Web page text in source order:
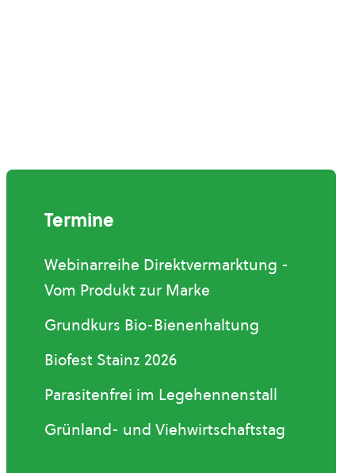
Termine
Webinarreihe Direktvermarktung -
Vom Produkt zur Marke
Grundkurs Bio-Bienenhaltung
Biofest Stainz 2026
Parasitenfrei im Legehennenstall
Grünland- und Viehwirtschaftstag